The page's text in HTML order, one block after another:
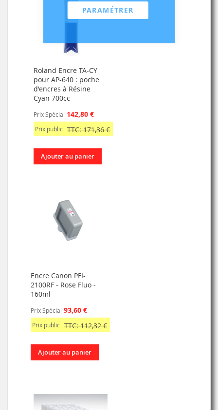
PARAMÉTRER
Roland Encre TA-CY
pour AP-640 : poche
d'encres à Résine
Cyan 700cc
Prix Spécial 142,80 €
Prix public TTC: 171,36 €
Ajouter au panier
Encre Canon PFI-
2100RF - Rose Fluo -
160ml
Prix Spécial 93,60 €
Prix public TTC: 112,32 €
Ajouter au panier